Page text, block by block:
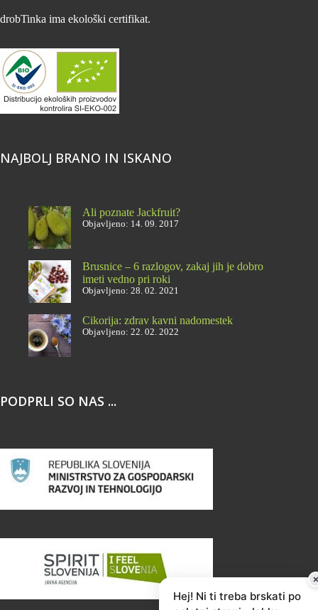
drobTinka ima ekološki certifikat.
NAJBOLJ BRANO IN ISKANO
Ali poznate Jackfruit?
Objavljeno: 14. 09. 2017
Brusnice – 6 razlogov, zakaj jih je dobro
imeti vedno pri roki
Objavljeno: 28. 02. 2021
Cikorija: zdrav kavni nadomestek
Objavljeno: 22. 02. 2022
PODPRLI SO NAS ...
Hej! Ni ti treba brskati po